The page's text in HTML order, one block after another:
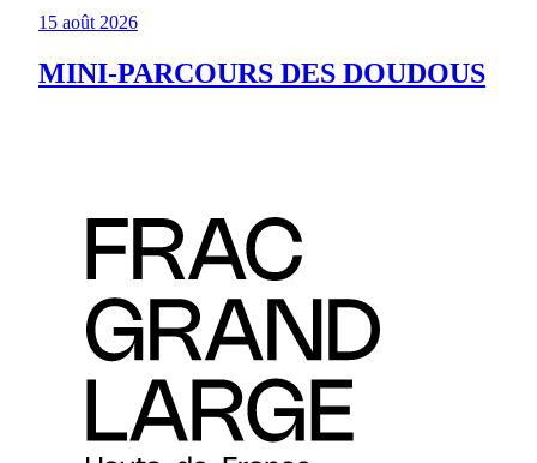
15 août 2026
MINI-PARCOURS DES DOUDOUS